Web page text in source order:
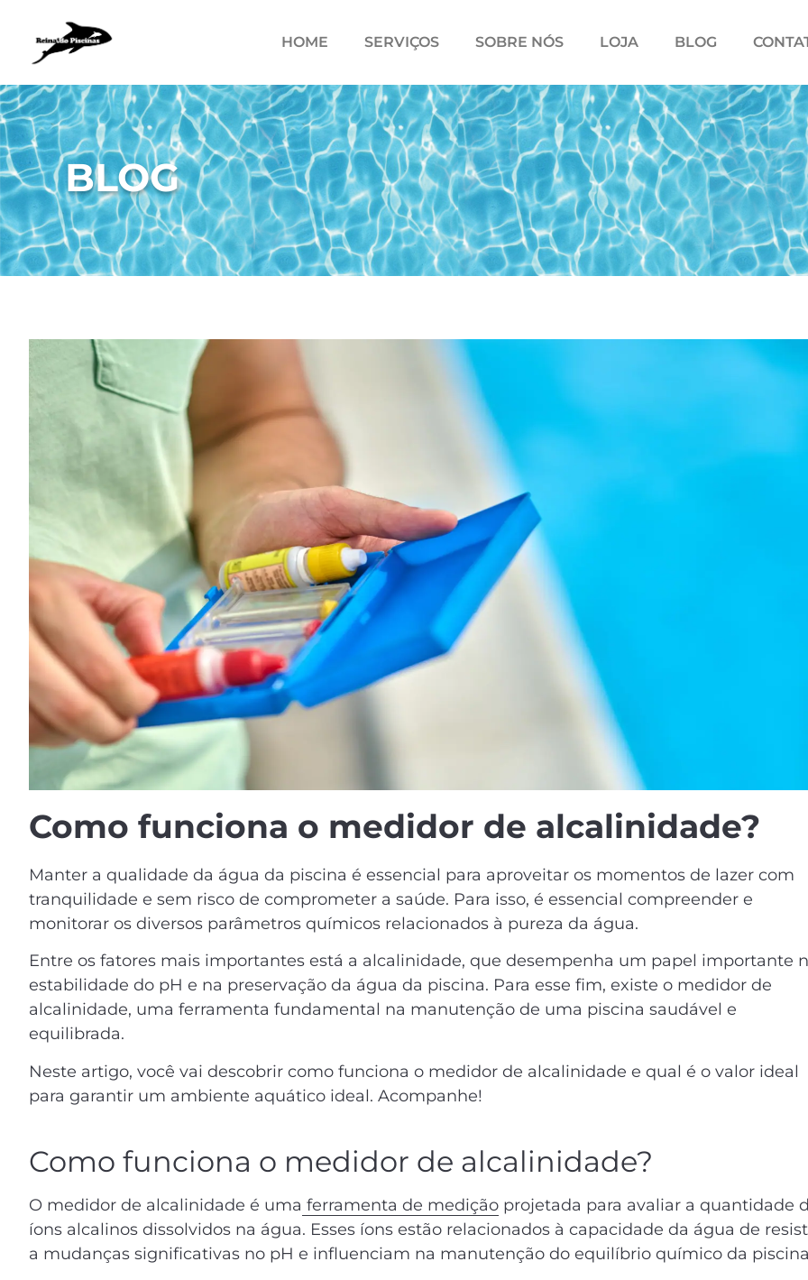
HOME SERVIÇOS SOBRE NÓS LOJA BLOG
BLOG
Como funciona o medidor de alcalinidade?
Manter a qualidade da água da piscina é essencial para aproveitar os momentos de lazer com
tranquilidade e sem risco de comprometer a saúde. Para isso, é essencial compreender e
monitorar os diversos parâmetros químicos relacionados à pureza da água.
Entre os fatores mais importantes está a alcalinidade, que desempenha um papel importante
estabilidade do pH e na preservação da água da piscina. Para esse fim, existe o medidor de
alcalinidade, uma ferramenta fundamental na manutenção de uma piscina saudável e
equilibrada.
Neste artigo, você vai descobrir como funciona o medidor de alcalinidade e qual é o valor ideal
para garantir um ambiente aquático ideal. Acompanhe!
Como funciona o medidor de alcalinidade?
O medidor de alcalinidade é uma ferramenta de medição projetada para avaliar a quantidade
íons alcalinos dissolvidos na água. Esses íons estão relacionados à capacidade da água de
a mudanças significativas no pH e influenciam na manutenção do equilíbrio químico da